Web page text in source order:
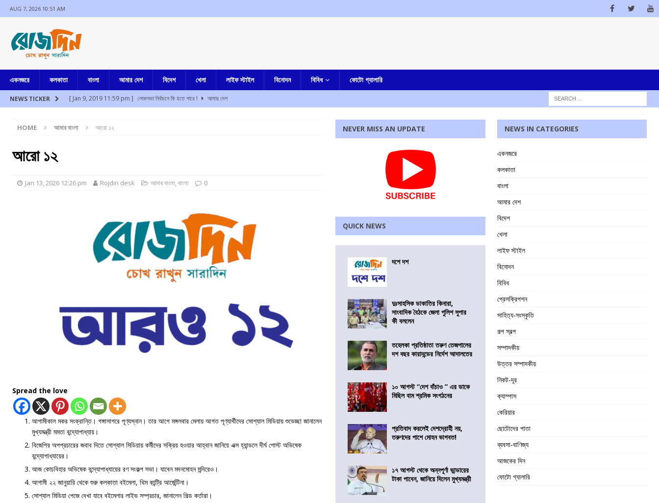
AUG 7, 2026 10:51 AM
একনজরে কলকাতা বাংলা আমার দেশ বিদেশ খেলা লাইফ স্টাইল বিনোদন বিবিধ ফোটো গ্যালারি
NEWS TICKER [ Jan 9, 2019 11:59 pm ] লোকসভা নির্বাচনে কি হতে পারে !
আমার দেশ
[ Aug 7, 2026 8:35 am ]
[ Aug 7, 2026 1:52 am ]
প্রতিবাদ করলেই দেশদ্রোহী নয়, তরুণদের পাশে মোহন ভাগবত!
HOME আমার বাংলা আরো ১২
আরো ১২
Jan 13, 2026 12:26 pm Rojdin desk আমার বাংলা,বাংলা 0
Spread the love
আগামীকাল মকর সংক্রান্তি। গঙ্গাসাগরে পূণ্যস্নান। তার আগে মঙ্গলবার মেলায় আগত পূণ্যার্থীদের সোশ্যাল মিডিয়ায় শুভেচ্ছা জানালেন
মুখ্যমন্ত্রী মমতা বন্দ্যোপাধ্যায়।
বিজেপির অপপ্রচারের জবাব দিতে সোশ্যাল মিডিয়ায় কর্মীদের সক্রিয় হওয়ার আহ্বান জানিয়ে এক্স হ্যান্ডলে দীর্ঘ পোস্ট অভিষেক
বন্দ্যোপাধ্যায়ের।
আজ কোচবিহার অভিষেক বন্দ্যোপাধ্যায়ের রণ সংকল্প সভা। যাবেন মদনমোহন মন্দিরেও।
আগামী ২২ জানুয়ারি থেকে শুরু কলকাতা বইমেলা, থিম কান্ট্রি আর্জেন্টিনা।
সোশ্যাল মিডিয়া পেজে দেখা যাবে বইমেলার লাইভ সম্প্রচার, জানালেন গিল্ড কর্তারা।
NEVER MISS AN UPDATE
QUICK NEWS
দশে দশ
দুঃসাহসিক ডাকাতির কিনারা,
সাংবাদিক বৈঠকে জেলা পুলিশ সুপার
কী বললেন
তহেলকা প্রতিষ্ঠাতা তরুণ তেজপালের
দশ বছর কারাদন্ডের নির্দেশ আদালতের
১০ আগস্ট “দেশ বাঁচাও ” এর ডাকে
মিছিল বাম শ্রমিক সংগঠনের
প্রতিবাদ করলেই দেশদ্রোহী নয়,
তরুণদের পাশে মোহন ভাগবত!
১৭ আগস্ট থেকে অন্নপূর্ণা ভান্ডারের
টাকা পাবেন, জানিয়ে দিলেন মুখ্যমন্ত্রী
NEWS IN CATEGORIES
একনজরে
কলকাতা
বাংলা
আমার দেশ
বিদেশ
খেলা
লাইফ স্টাইল
বিনোদন
বিবিধ
প্রেসক্রিপশন
সাহিত্য-সংস্কৃতি
গল্প স্বল্প
সম্পাদকীয়
উত্তর সম্পাদকীয়
নিকট-দূর
ক্যাম্পাস
কেরিয়ার
ছোটোদের পাতা
ব্যবসা-বাণিজ্য
আজকের দিন
ফোটো গ্যালারি